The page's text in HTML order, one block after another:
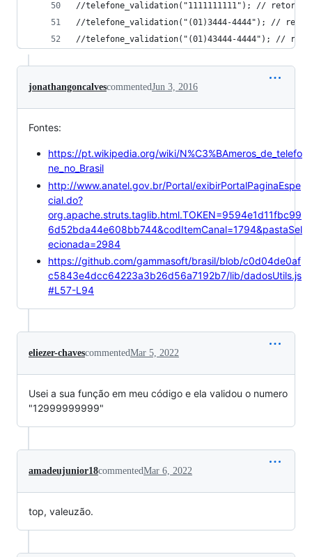
//telefone_validation("1111111111"); // retorna
//telefone_validation("(01)3444-4444"); //
//telefone_validation("(01)43444-4444"); //
jonathangoncalvescommentedJun 3, 2016
Fontes:
https://pt.wikipedia.org/wiki/N%C3%BAmeros_de_telefo
ne_no_Brasil
http://www.anatel.gov.br/Portal/exibirPortalPaginaEspe
cial.do?
org.apache.struts.taglib.html.TOKEN=9594e1d11fbc99
6d52bda44e608bb744&codItemCanal=1794&pastaSel
ecionada=2984
https://github.com/gammasoft/brasil/blob/c0d04de0af
c5843e4dcc64223a3b26d56a7192b7/lib/dadosUtils.js
#L57-L94
eliezer-chavescommentedMar 5, 2022
Usei a sua função em meu código e ela validou o numero
"12999999999"
amadeujunior18commentedMar 6, 2022
top, valeuzão.